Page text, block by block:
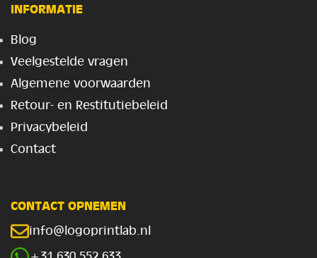
INFORMATIE
Blog
Veelgestelde vragen
Algemene voorwaarden
Retour- en Restitutiebeleid
Privacybeleid
Contact
CONTACT OPNEMEN
info@logoprintlab.nl